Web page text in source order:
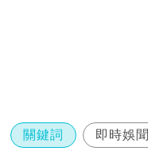
關鍵詞 即時娛聞